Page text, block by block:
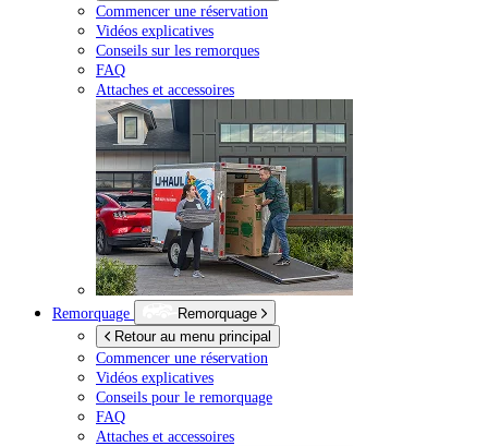
Commencer une réservation
Vidéos explicatives
Conseils sur les remorques
FAQ
Attaches et accessoires
Remorquage
Remorquage
Retour au menu principal
Commencer une réservation
Vidéos explicatives
Conseils pour le remorquage
FAQ
Attaches et accessoires